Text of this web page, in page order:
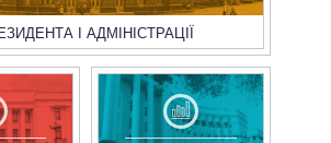
І АДМІНІСТРАЦІЇ